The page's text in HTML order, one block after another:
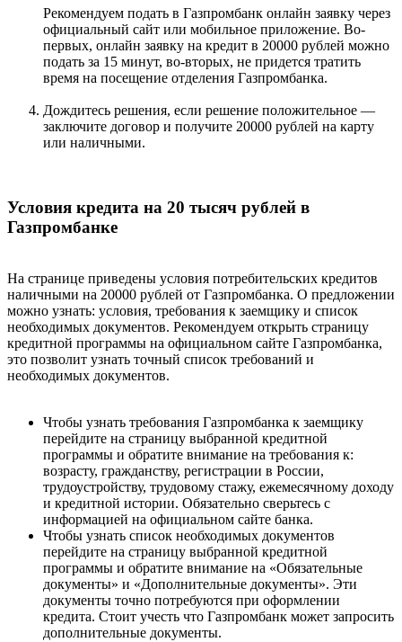
Рекомендуем подать в Газпромбанк онлайн заявку через
официальный сайт или мобильное приложение. Во-
первых, онлайн заявку на кредит в 20000 рублей можно
подать за 15 минут, во-вторых, не придется тратить
время на посещение отделения Газпромбанка.
Дождитесь решения, если решение положительное —
заключите договор и получите 20000 рублей на карту
или наличными.
Условия кредита на 20 тысяч рублей в
Газпромбанке
На странице приведены условия потребительских кредитов
наличными на 20000 рублей от Газпромбанка. О предложении
можно узнать: условия, требования к заемщику и список
необходимых документов. Рекомендуем открыть страницу
кредитной программы на официальном сайте Газпромбанка,
это позволит узнать точный список требований и
необходимых документов.
Чтобы узнать требования Газпромбанка к заемщику
перейдите на страницу выбранной кредитной
программы и обратите внимание на требования к:
возрасту, гражданству, регистрации в России,
трудоустройству, трудовому стажу, ежемесячному доходу
и кредитной истории. Обязательно сверьтесь с
информацией на официальном сайте банка.
Чтобы узнать список необходимых документов
перейдите на страницу выбранной кредитной
программы и обратите внимание на «Обязательные
документы» и «Дополнительные документы». Эти
документы точно потребуются при оформлении
кредита. Стоит учесть что Газпромбанк может запросить
дополнительные документы.